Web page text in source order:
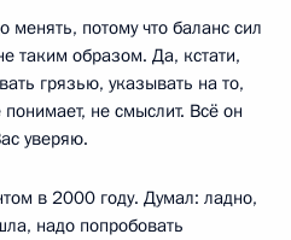
менять, потому что баланс сил
таким образом. Да, кстати,
грязью, указывать на то,
не смыслит. Всё он
уверяю.
в 2000 году. Думал: ладно,
надо попробовать